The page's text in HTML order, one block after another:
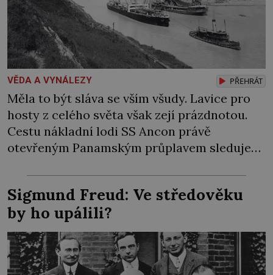
VĚDA A VYNÁLEZY PŘEHRÁT
Měla to být sláva se vším všudy. Lavice pro
hosty z celého světa však zejí prázdnotou.
Cestu nákladní lodi SS Ancon právě
otevřeným Panamským průplavem sleduje
války, lidé proto o jednu z největších staveb v
dějinách ztrácejí zájem. Byla to bída. Když
Američané v roce 1904 převzali od […]
Sigmund Freud: Ve středověku
by ho upálili?